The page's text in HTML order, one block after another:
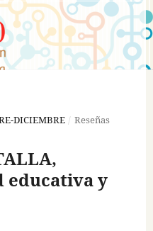
DICIEMBRE / Reseñas
educativa y